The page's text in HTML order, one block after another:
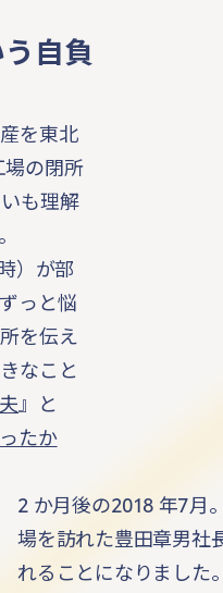
自負
を東北
場の閉所
も理解
）が部
っと悩
を伝え
なこと
』と
たか
2 か月後の2018 年7月
場を訪れた豊田章男社
れることになりました